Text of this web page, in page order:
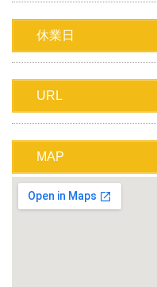
休業日
URL
MAP